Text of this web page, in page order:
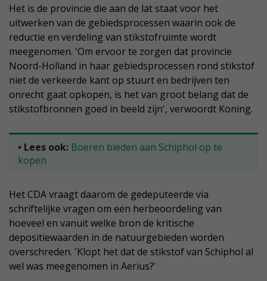
Het is de provincie die aan de lat staat voor het
uitwerken van de gebiedsprocessen waarin ook de
reductie en verdeling van stikstofruimte wordt
meegenomen. 'Om ervoor te zorgen dat provincie
Noord-Holland in haar gebiedsprocessen rond stikstof
niet de verkeerde kant op stuurt en bedrijven ten
onrecht gaat opkopen, is het van groot belang dat de
stikstofbronnen goed in beeld zijn', verwoordt Koning.
• Lees ook: Boeren bieden aan Schiphol op te
kopen
Het CDA vraagt daarom de gedeputeerde via
schriftelijke vragen om een herbeoordeling van
hoeveel en vanuit welke bron de kritische
depositiewaarden in de natuurgebieden worden
overschreden. 'Klopt het dat de stikstof van Schiphol al
wel was meegenomen in Aerius?'